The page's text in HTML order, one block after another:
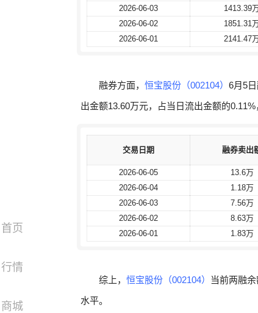
首页
行情
商城
2026-06-03
1413.39
2026-06-02
1851.31
2026-06-01
2141.47
2026-06-03
1413.39
2026-06-02
1851.31
2026-06-01
2141.47
融券方面， 恒宝股份（002104） 6月5
出金额13.60万元，占当日流出金额的
交易日期 融券卖出
2026-06-05 13.6万
2026-06-04
1.18万
2026-06-03
7.56万
2026-06-02
8.63万
2026-06-01
1.83万
交易日期 融券卖出
2026-06-05 13.6万
2026-06-04
1.18万
2026-06-03
7.56万
2026-06-02
8.63万
2026-06-01
1.83万
综上， 恒宝股份（002104）
当前两融
水平。